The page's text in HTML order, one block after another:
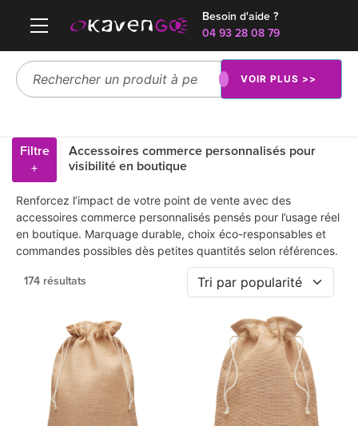
Besoin d'aide ?
04 93 28 08 79
VOIR PLUS >>
Filtre
+
Accessoires commerce personnalisés pour
visibilité en boutique
Renforcez l’impact de votre point de vente avec des
accessoires commerce personnalisés pensés pour l’usage réel
en boutique. Marquage durable, choix éco-responsables et
commandes possibles dès petites quantités selon références.
174 résultats